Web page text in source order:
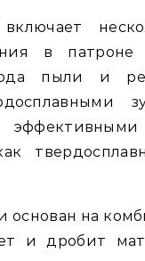
в патроне
пыли и
основан на
и дробит